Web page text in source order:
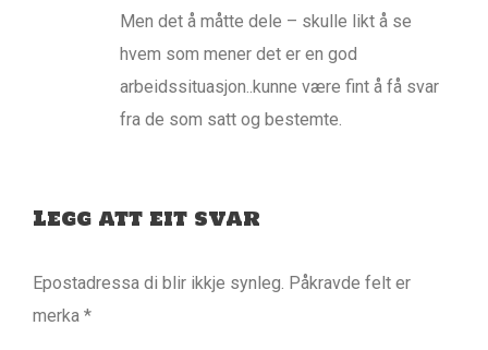
Men det å måtte dele – skulle likt å se
hvem som mener det er en god
arbeidssituasjon..kunne være fint å få svar
fra de som satt og bestemte.
Legg att eit svar
Epostadressa di blir ikkje synleg. Påkravde felt er
merka *